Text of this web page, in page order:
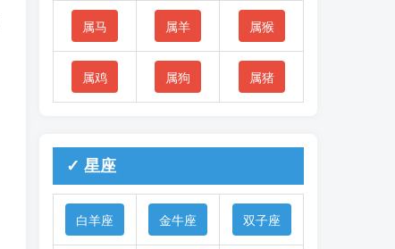
属马 属羊 属猴
属鸡 属狗 属猪
✓ 星座
白羊座 金牛座 双子座